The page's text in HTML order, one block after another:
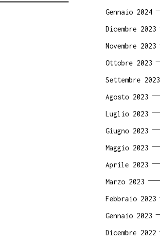
Gennaio 2024
Dicembre 2023
Novembre 2023
Ottobre 2023
Settembre 2023
Agosto 2023
Luglio 2023
Giugno 2023
Maggio 2023
Aprile 2023
Marzo 2023
Febbraio 2023
Gennaio 2023
Dicembre 2022